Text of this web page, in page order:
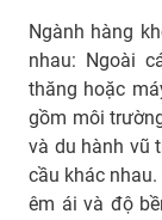
Ngành hàng
nhau: Ngoài
thăng hoặc
gồm môi
và du hành vũ
cầu khác
êm ái và độ